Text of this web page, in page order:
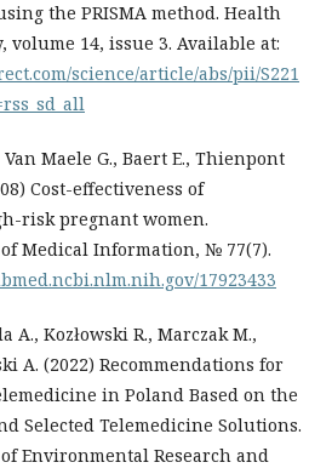
the PRISMA method. Health
volume 14, issue 3. Available at:
science/article/abs/pii/S221
Van Maele G., Baert E., Thienpont
Cost-effectiveness of
risk pregnant women.
Medical Information, № 77(7).
17923433
A., Kozłowski R., Marczak M.,
A. (2022) Recommendations for
in Poland Based on the
Selected Telemedicine Solutions.
Environmental Research and